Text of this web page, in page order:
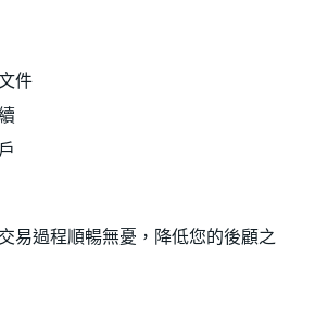
件
易過程順暢無憂，降低您的後顧之